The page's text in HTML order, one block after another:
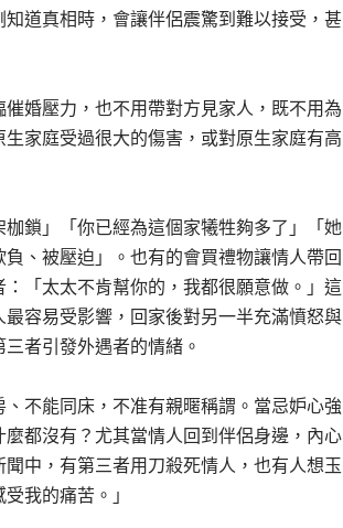
道真相時，會讓伴侶震驚到難以接受，甚
婚壓力，也不用帶對方見家人，既不用為
家庭受過很大的傷害，或對原生家庭有高
鎖」「你已經為這個家犧牲夠多了」「她
、被壓迫」。也有的會買禮物讓情人帶回
「太太不肯幫你的，我都很願意做。」這
容易受影響，回家後對另一半充滿憤怒與
者引發外遇者的情緒。
不能同床，不准有親暱稱謂。當忌妒心強
都沒有？尤其當情人回到伴侶身邊，內心
中，有第三者用刀殺死情人，也有人想玉
我的痛苦。」